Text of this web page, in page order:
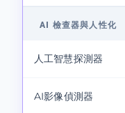
AI 檢查器與人性化
人工智慧探測器
AI影像偵測器